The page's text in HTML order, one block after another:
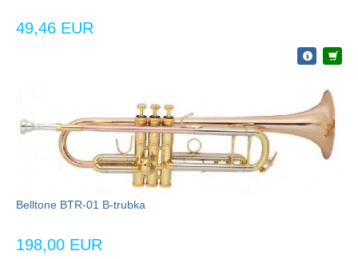
49,46 EUR
Belltone BTR-01 B-trubka
198,00 EUR